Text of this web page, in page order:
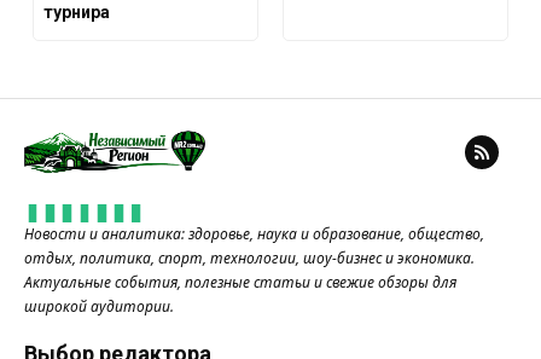
турнира
Новости и аналитика: здоровье, наука и образование, общество,
отдых, политика, спорт, технологии, шоу-бизнес и экономика.
Актуальные события, полезные статьи и свежие обзоры для
широкой аудитории.
Выбор редактора